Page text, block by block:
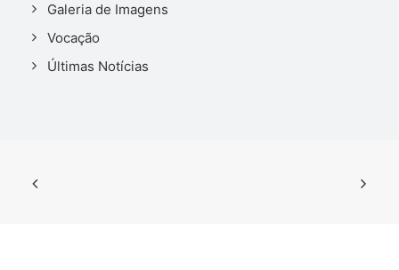
Galeria de Imagens
Vocação
Últimas Notícias